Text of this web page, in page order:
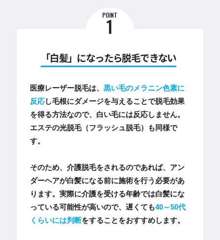
POINT
1
「白髪」になったら脱毛できない
医療レーザー脱毛は、 黒い毛のメラニン色素に
反応し毛根にダメージを与えることで脱毛効果
を得る方法なので、白い毛には反応しません。
エステの光脱毛（フラッシュ脱毛）も同様で
す。
そのため、介護脱毛をされるのであれば、アン
ダーヘアが白髪になる前に施術を行う必要があ
ります。実際に介護を受ける年齢では白髪にな
っている可能性が高いので、遅くても40～50代
くらいには判断をすることをおすすめします。